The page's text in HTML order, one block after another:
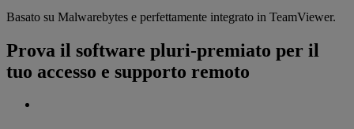
Basato su Malwarebytes e perfettamente integrato in TeamViewer.
Prova il software pluri-premiato per il
tuo accesso e supporto remoto